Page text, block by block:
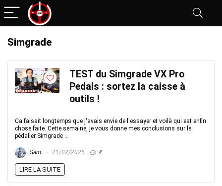
Simgrade
TEST du Simgrade VX Pro
Pedals : sortez la caisse à
outils !
Ca faisait longtemps que j'avais envie de l'essayer et voilà qui est enfin
chose faite. Cette semaine, je vous donne mes conclusions sur le
pédalier Simgrade ...
Sam 21/02/2025 4
LIRE LA SUITE